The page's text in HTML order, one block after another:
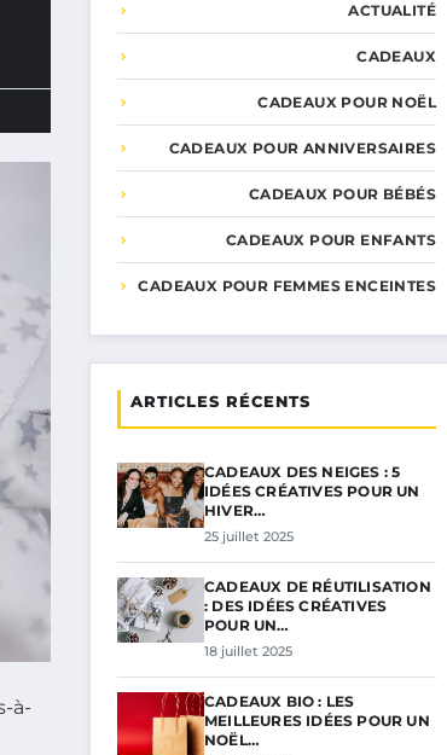
à-
ACTUALITÉ
CADEAUX
CADEAUX POUR NOËL
CADEAUX POUR ANNIVERSAIRES
CADEAUX POUR BÉBÉS
CADEAUX POUR ENFANTS
CADEAUX POUR FEMMES ENCEINTES
ARTICLES RÉCENTS
CADEAUX DES NEIGES : 5
IDÉES CRÉATIVES POUR UN
HIVER…
25 juillet 2025
CADEAUX DE RÉUTILISATION
: DES IDÉES CRÉATIVES
POUR UN…
18 juillet 2025
CADEAUX BIO : LES
MEILLEURES IDÉES POUR UN
NOËL…